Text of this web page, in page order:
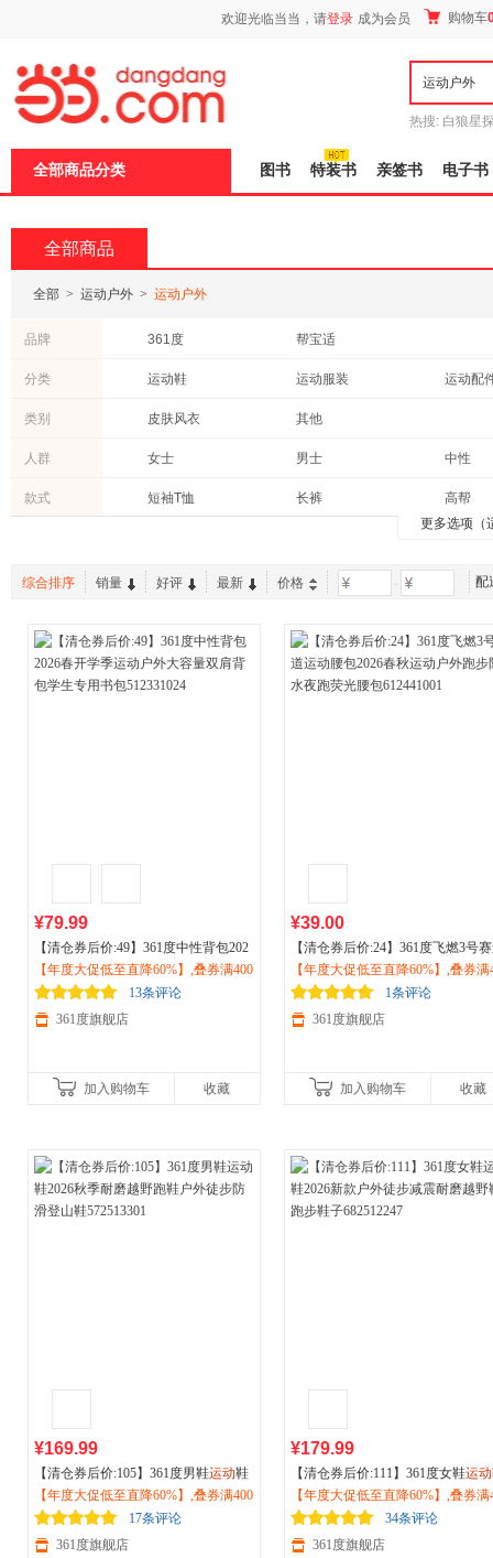
欢迎光临当当，请登录 成为会员 购物车
热搜: 白狼星
全部商品分类 图书 特装书 亲签书 电子书
全部商品
全部 > 运动户外 > 运动户外
品牌 361度 帮宝适
分类 运动鞋 运动服装
运动配
户外鞋袜
类别 皮肤风衣 其他
人群 女士 男士 中性
款式 短袖T恤 长裤
高帮
腰包
训练服
无帽夹克
船袜
七分裤
斜挎包
无帽卫
短裤
空顶帽
更多选项（
综合排序 销量 好评 最新 价格 - 配
¥79.99
【清仓券后价:49】361度中性背包202
6春开学季运动户外大容量双肩背包学
生专用书包512331024
【年度大促低至直降60%】,叠券满400
减150/600减230,立即抢购！
13条评论
361度旗舰店
加入购物车 收藏
¥39.00
【清仓券后价:24】361度飞燃3号
运动腰包2026春秋运动户外跑步防
夜跑荧光腰包612441001
【年度大促低至直降60%】,叠券满
减150/600减230,立即抢购！
1条评论
361度旗舰店
加入购物车 收藏
¥169.99
【清仓券后价:105】361度男鞋运动鞋
2026秋季耐磨越野跑鞋户外徒步防滑
登山鞋572513301
【年度大促低至直降60%】,叠券满400
减150/600减230,立即抢购！
17条评论
361度旗舰店
¥179.99
【清仓券后价:111】361度女鞋运动
2026新款户外徒步减震耐磨越野鞋
步鞋子682512247
【年度大促低至直降60%】,叠券满
减150/600减230,立即抢购！
34条评论
361度旗舰店
页
加